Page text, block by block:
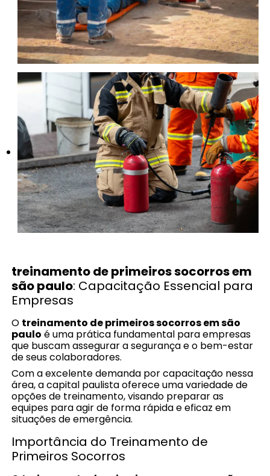
treinamento de primeiros socorros em
são paulo: Capacitação Essencial para
Empresas
O treinamento de primeiros socorros em são
paulo é uma prática fundamental para empresas
que buscam assegurar a segurança e o bem-estar
de seus colaboradores.
Com a excelente demanda por capacitação nessa
área, a capital paulista oferece uma variedade de
opções de treinamento, visando preparar as
equipes para agir de forma rápida e eficaz em
situações de emergência.
Importância do Treinamento de
Primeiros Socorros